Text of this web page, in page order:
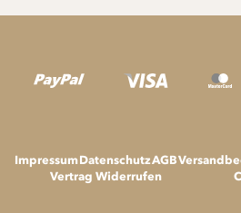
ImpressumDatenschutzAGB
Vertrag Widerrufen